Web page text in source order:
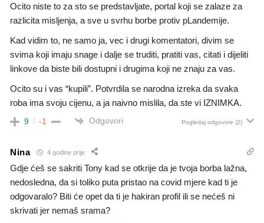
Ocito niste to za sto se predstavljate, portal koji se zalaze za
razlicita misljenja, a sve u svrhu borbe protiv pLandemije.
Kad vidim to, ne samo ja, vec i drugi komentatori, divim se
svima koji imaju snage i dalje se truditi, pratiti vas, citati i dijeliti
linkove da biste bili dostupni i drugima koji ne znaju za vas.
Ocito su i vas “kupili”. Potvrdila se narodna izreka da svaka
roba ima svoju cijenu, a ja naivno mislila, da ste vi IZNIMKA.
9 -1 Odgovori Pogledaj odgovore (2)
Nina 4 godine prije
Gdje ćeš se sakriti Tony kad se otkrije da je tvoja borba lažna,
nedosledna, da si toliko puta pristao na covid mjere kad ti je
odgovaralo? Biti će opet da ti je hakiran profil ili se nećeš ni
skrivati jer nemaš srama?